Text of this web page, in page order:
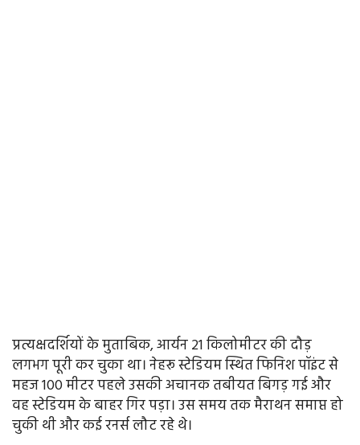
प्रत्यक्षदर्शियों के मुताबिक, आर्यन 21 किलोमीटर की दौड़
लगभग पूरी कर चुका था। नेहरू स्टेडियम स्थित फिनिश पॉइंट से
महज 100 मीटर पहले उसकी अचानक तबीयत बिगड़ गई और
वह स्टेडियम के बाहर गिर पड़ा। उस समय तक मैराथन समाप्त हो
चुकी थी और कई रनर्स लौट रहे थे।